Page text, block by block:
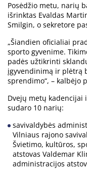
Posėdžio metu, narių
išrinktas Evaldas
Smilgin, o sekretore
„Šiandien oficialiai
sporto gyvenime.
padės užtikrinti
įgyvendinimą ir plėtrą
sprendimo“, – kalbėjo
Dvejų metų kadencijai
sudaro 10 narių:
savivaldybės
Vilniaus rajono
Švietimo, kultūros,
atstovas Valdemar
administracijos